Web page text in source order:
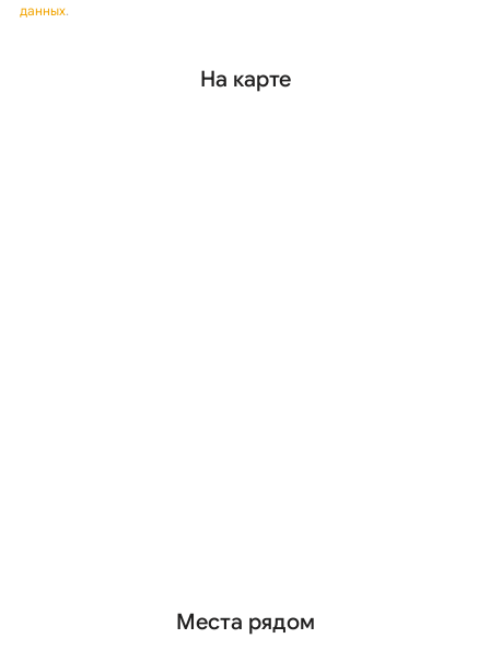
данных.
На карте
Места рядом